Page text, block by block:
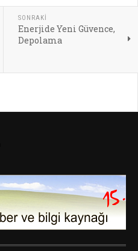
SONRAKI
Enerjide Yeni Güvence,
Depolama